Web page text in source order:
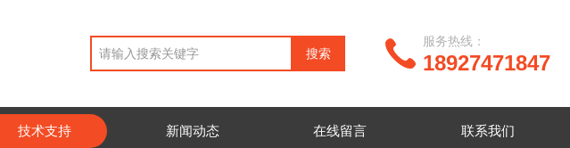
18927471847
服务热线：
技术支持 新闻动态 在线留言 联系我们